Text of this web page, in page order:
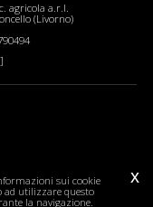
agricola a.r.l.
(Livorno)
x
sui cookie
ad utilizzare questo
la navigazione.